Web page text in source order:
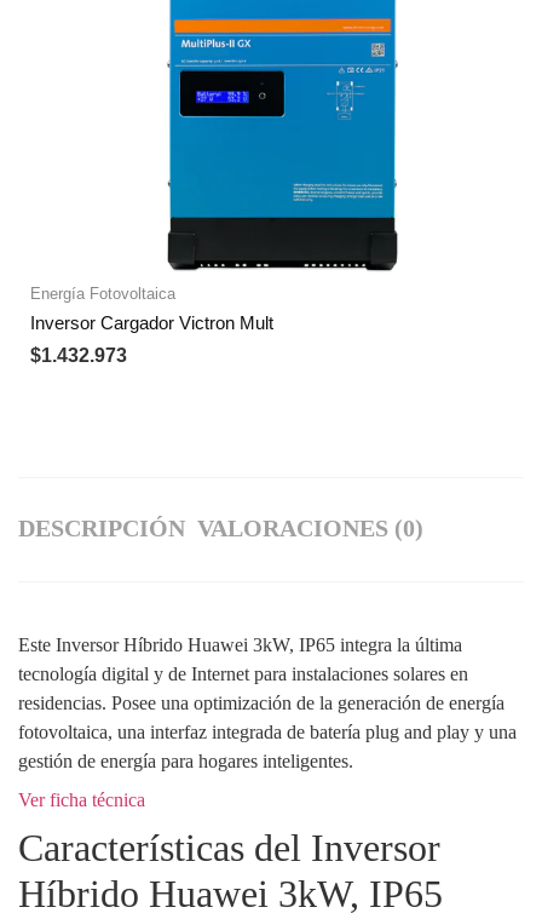
Energía Fotovoltaica
Inversor Cargador Victron Mult
$1.432.973
DESCRIPCIÓN VALORACIONES (0)
Este Inversor Híbrido Huawei 3kW, IP65 integra la última
tecnología digital y de Internet para instalaciones solares en
residencias. Posee una optimización de la generación de energía
fotovoltaica, una interfaz integrada de batería plug and play y una
gestión de energía para hogares inteligentes.
Ver ficha técnica
Características del Inversor
Híbrido Huawei 3kW, IP65